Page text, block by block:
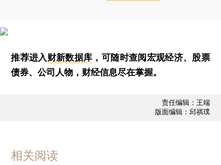
推荐进入财新数据库 ，可随时查阅宏观经济、股票
债券、公司人物，财经信息尽在掌握。
责任编辑：王端
版面编辑：邱祺璞
相关阅读